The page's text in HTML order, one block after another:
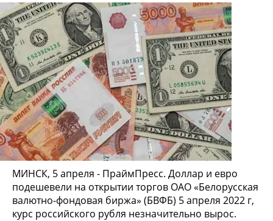
МИНСК, 5 апреля - ПраймПресс. Доллар и евро
подешевели на открытии торгов ОАО «Белорусская
валютно-фондовая биржа» (БВФБ) 5 апреля 2022 г,
курс российского рубля незначительно вырос.